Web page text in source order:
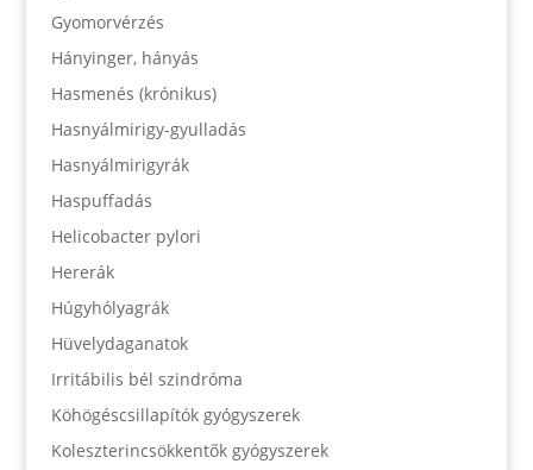
Gyomorvérzés
Hányinger, hányás
Hasmenés (krónikus)
Hasnyálmirigy-gyulladás
Hasnyálmirigyrák
Haspuffadás
Helicobacter pylori
Hererák
Húgyhólyagrák
Hüvelydaganatok
Irritábilis bél szindróma
Köhögéscsillapítók gyógyszerek
Koleszterincsökkentők gyógyszerek